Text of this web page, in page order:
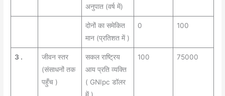
अनुपात (वर्ष में)
दोनों का समेकित
मान (प्रतिशत में )
0 100
3 .
जीवन स्तर
(संसाधनों तक
पहुँच )
सकल राष्ट्रिय
आय प्रति व्यक्ति
( GNIpc डॉलर
100 75000